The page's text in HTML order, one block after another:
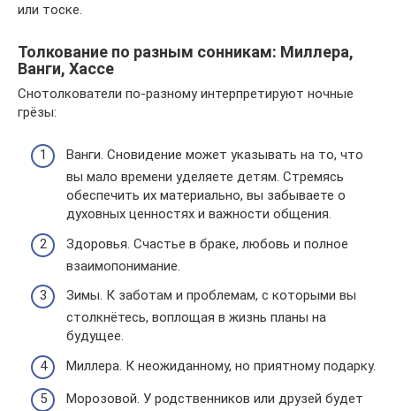
или тоске.
Толкование по разным сонникам: Миллера,
Ванги, Хассе
Снотолкователи по-разному интерпретируют ночные
грёзы:
Ванги. Сновидение может указывать на то, что
вы мало времени уделяете детям. Стремясь
обеспечить их материально, вы забываете о
духовных ценностях и важности общения.
Здоровья. Счастье в браке, любовь и полное
взаимопонимание.
Зимы. К заботам и проблемам, с которыми вы
столкнётесь, воплощая в жизнь планы на
будущее.
Миллера. К неожиданному, но приятному подарку.
Морозовой. У родственников или друзей будет